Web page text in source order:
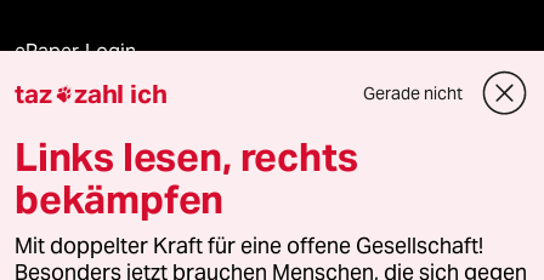
ePaper Login
Downloads für Abonnierende
© 2026 taz Verlags und Vertriebs GmbH
Alle Rechte vorbehalten. Bei rechtlichen Fragen oder für Genehmigungen
wenden Sie sich bitte an
lizenzen@taz.de
taz zahl ich Gerade nicht
Links lesen, rechts
bekämpfen
Mit doppelter Kraft für eine offene Gesellschaft!
Besonders jetzt brauchen Menschen, die sich gegen